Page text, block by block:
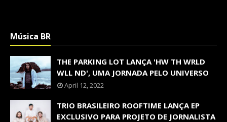
Música BR
THE PARKING LOT LANÇA 'HW TH WRLD
WLL ND', UMA JORNADA PELO UNIVERSO
April 12, 2022
TRIO BRASILEIRO ROOFTIME LANÇA EP
EXCLUSIVO PARA PROJETO DE JORNALISTA